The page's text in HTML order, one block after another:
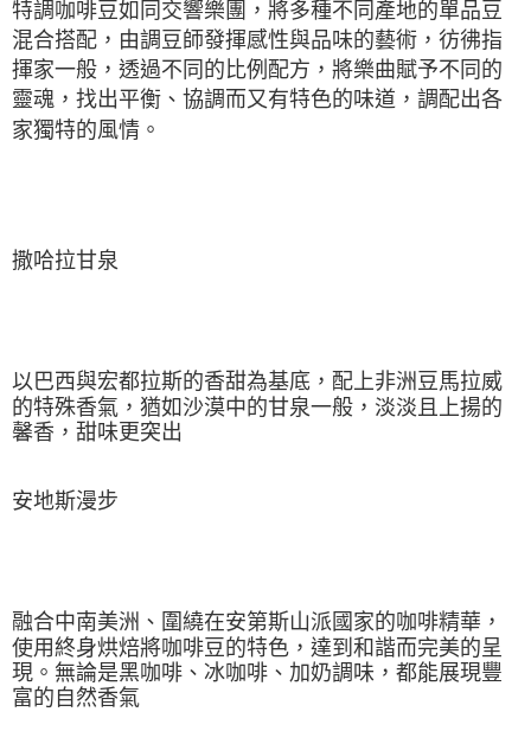
特調咖啡豆如同交響樂團，將多種不同產地的單品豆
混合搭配，由調豆師發揮感性與品味的藝術，彷彿指
揮家一般，透過不同的比例配方，將樂曲賦予不同的
靈魂，找出平衡、協調而又有特色的味道，調配出各
家獨特的風情。
撒哈拉甘泉
以巴西與宏都拉斯的香甜為基底，配上非洲豆馬拉威
的特殊香氣，猶如沙漠中的甘泉一般，淡淡且上揚的
馨香，甜味更突出
安地斯漫步
融合中南美洲、圍繞在安第斯山派國家的咖啡精華，
使用終身烘焙將咖啡豆的特色，達到和諧而完美的呈
現。無論是黑咖啡、冰咖啡、加奶調味，都能展現豐
富的自然香氣